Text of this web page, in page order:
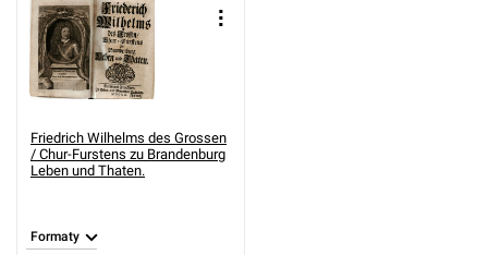
Friedrich Wilhelms des Grossen
/ Chur-Furstens zu Brandenburg
Leben und Thaten.
Formaty